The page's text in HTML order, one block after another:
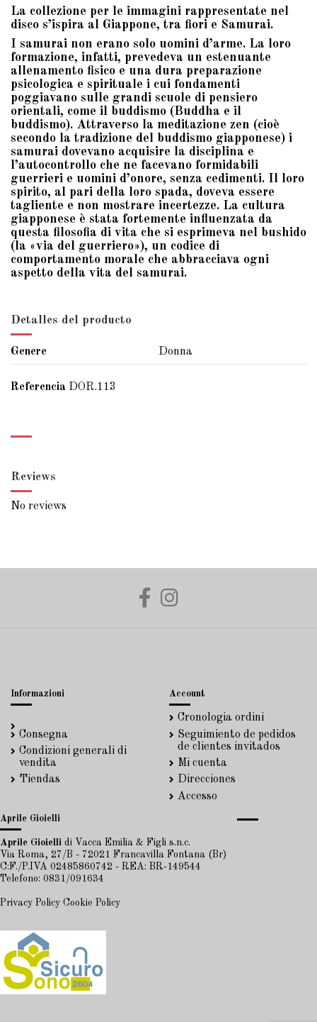
La collezione per le immagini rappresentate nel
disco s’ispira al Giappone, tra fiori e Samurai.
I samurai non erano solo uomini d’arme. La loro
formazione, infatti, prevedeva un estenuante
allenamento fisico e una dura preparazione
psicologica e spirituale i cui fondamenti
poggiavano sulle grandi scuole di pensiero
orientali, come il buddismo (Buddha e il
buddismo). Attraverso la meditazione zen (cioè
secondo la tradizione del buddismo giapponese) i
samurai dovevano acquisire la disciplina e
l’autocontrollo che ne facevano formidabili
guerrieri e uomini d’onore, senza cedimenti. Il loro
spirito, al pari della loro spada, doveva essere
tagliente e non mostrare incertezze. La cultura
giapponese è stata fortemente influenzata da
questa filosofia di vita che si esprimeva nel bushido
(la «via del guerriero»), un codice di
comportamento morale che abbracciava ogni
aspetto della vita del samurai.
Detalles del producto
Genere Donna
Referencia DOR.113
Reviews
No reviews
Informazioni
Consegna
Condizioni generali di
vendita
Tiendas
Account
Cronologia ordini
Seguimiento de pedidos
de clientes invitados
Mi cuenta
Direcciones
Accesso
Aprile Gioielli
Aprile Gioielli di Vacca Emilia & Figli s.n.c.
Via Roma, 27/B - 72021 Francavilla Fontana (Br)
C:F./P.IVA 02485860742 - REA: BR-149544
Telefono: 0831/091634
Privacy Policy Cookie Policy